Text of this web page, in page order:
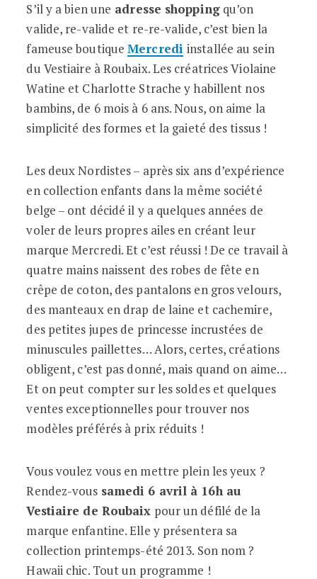
C’est tous les jours mercredi !
S’il y a bien une adresse shoppingqu’on
valide, re-valide et re-re-valide, c’est bien la
fameuse boutiqueMercredi installée au sein
du Vestiaire à Roubaix. Les créatrices Violaine
Watine et Charlotte Strache y habillent nos
bambins, de 6 mois à 6 ans. Nous, on aime la
simplicité des formes et la gaieté des tissus !
Les deux Nordistes – après six ans d’expérience
en collection enfants dans la même société
belge – ont décidé il y a quelques années de
voler de leurs propres ailes en créant leur
marque Mercredi. Et c’est réussi ! De ce travail à
quatre mains naissent des robes de fête en
crêpe de coton, des pantalons en gros velours,
des manteaux en drap de laine et cachemire,
des petites jupes de princesse incrustées de
minuscules paillettes… Alors, certes, créations
obligent, c’est pas donné, mais quand on aime…
Et on peut compter sur les soldes et quelques
ventes exceptionnelles pour trouver nos
modèles préférés à prix réduits !
Vous voulez vous en mettre plein les yeux ?
Rendez-vous samedi 6 avril à 16h au
Vestiaire de Roubaix pour un défilé de la
marque enfantine. Elle y présentera sa
collection printemps-été 2013. Son nom ?
Hawaii chic. Tout un programme !